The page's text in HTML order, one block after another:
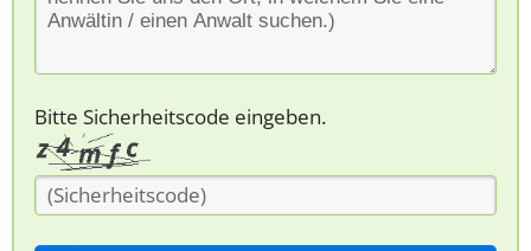
Bitte Sicherheitscode eingeben.